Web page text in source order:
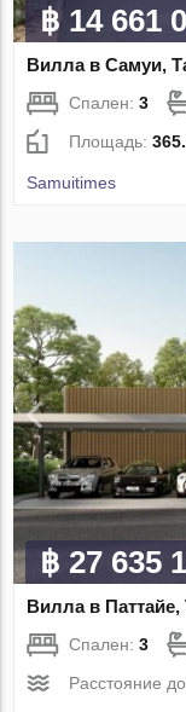
฿ 14 661
Вилла в Самуи,
Спален:3
Площадь:
Samuitimes
฿ 27 635
Вилла в
Спален:3
Расстояние